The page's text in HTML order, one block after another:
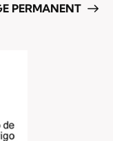
PERMANENT